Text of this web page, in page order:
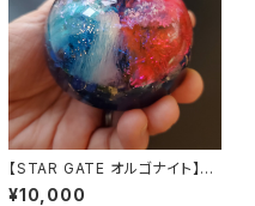
【STAR GATE オルゴナイト】あ
なたへのメッセージ付き
¥10,000